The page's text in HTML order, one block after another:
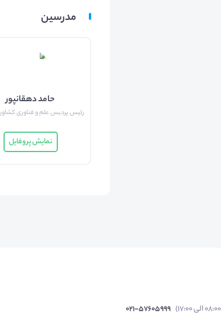
مدرسین
حامد دهقانپور
نمایش پروفایل
021-57605999